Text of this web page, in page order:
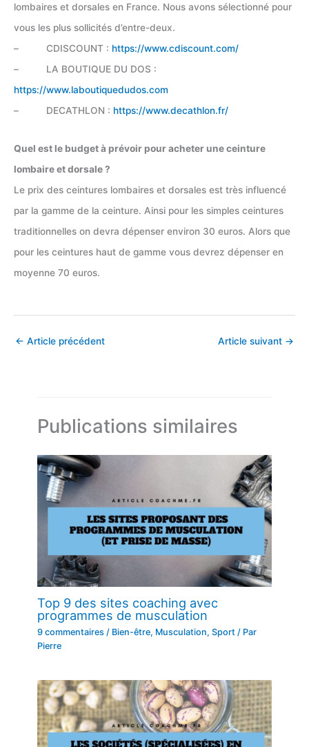
lombaires et dorsales en France. Nous avons sélectionné pour
vous les plus sollicités d’entre-deux.
– CDISCOUNT : https://www.cdiscount.com/
– LA BOUTIQUE DU DOS :
https://www.laboutiquedudos.com
– DECATHLON : https://www.decathlon.fr/
Quel est le budget à prévoir pour acheter une ceinture
lombaire et dorsale ?
Le prix des ceintures lombaires et dorsales est très influencé
par la gamme de la ceinture. Ainsi pour les simples ceintures
traditionnelles on devra dépenser environ 30 euros. Alors que
pour les ceintures haut de gamme vous devrez dépenser en
moyenne 70 euros.
← Article précédent Article suivant →
Publications similaires
Top 9 des sites coaching avec
programmes de musculation
9 commentaires / Bien-être, Musculation,Sport / Par
Pierre